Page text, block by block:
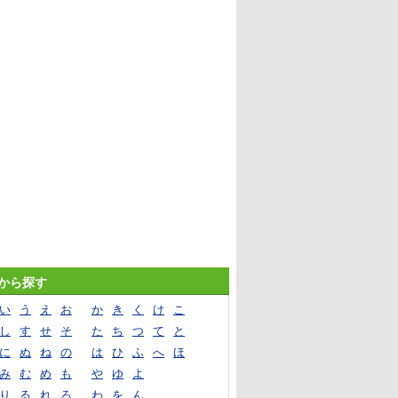
ら探す
い う え お か き く け
こ
し す せ そ た ち つ て
と
に ぬ ね の は ひ ふ へ
ほ
み む め も や ゆ
よ
り る れ ろ わ を
ん